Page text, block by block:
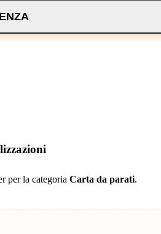
per la categoria Carta da parati.